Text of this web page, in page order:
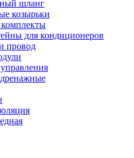
шланг
козырьки
для кондиционеров
провод